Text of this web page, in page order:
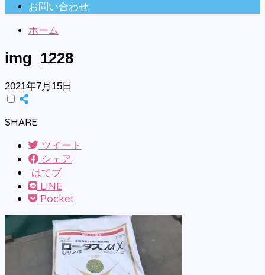
お問い合わせ
ホーム
img_1228
2021年7月15日
SHARE
ツイート
シェア
はてブ
LINE
Pocket